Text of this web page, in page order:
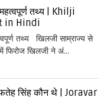
तथ्य | Khilji
in Hindi
तथ्य खिलजी साम्राज्य से
फिरोज खिलजी ने अं...
फतेह सिंह कौन थे | Joravar